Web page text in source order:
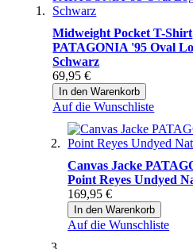
Midweight Pocket T-Shirt
PATAGONIA '95 Oval
Schwarz
69,95 €
In den Warenkorb
Auf die Wunschliste
Canvas Jacke
Point Reyes Undyed
169,95 €
In den Warenkorb
Auf die Wunschliste